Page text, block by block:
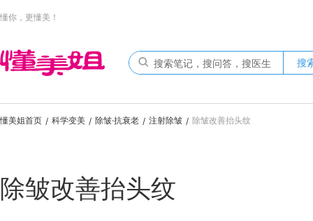
懂你，更懂美！
搜
懂美姐首页 / 科学变美 / 除皱·抗衰老 / 注射除皱 / 除皱改善抬头纹
除皱改善抬头纹